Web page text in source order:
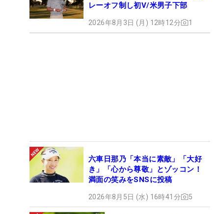
レーオフ制し初V/米男子下部
2026年8月3日 (月) 12時12分 1
六車日那乃「本当に素敵」「大好
き」「心から尊敬」とゾッコン！
満面の笑みをSNSに投稿
2026年8月5日 (水) 16時41分 5